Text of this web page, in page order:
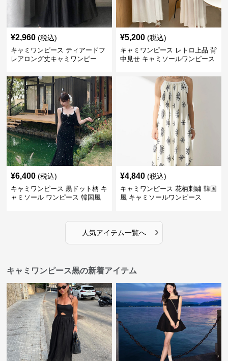
¥2,960 (税込)
キャミワンピース ティアードフ
レアロング丈キャミワンピー
¥5,200 (税込)
キャミワンピース レトロ上品 背
中見せ キャミソールワンピース
¥6,400 (税込)
キャミワンピース 黒ドット柄 キ
ャミソール ワンピース 韓国風
¥4,840 (税込)
キャミワンピース 花柄刺繍 韓国
風 キャミソールワンピース
人気アイテム一覧へ ›
キャミワンピース黒の新着アイテム